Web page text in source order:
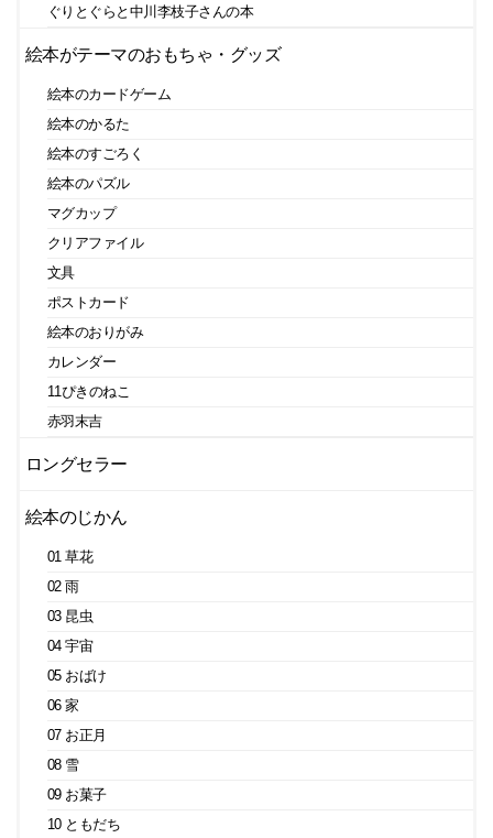
ぐりとぐらと中川李枝子さんの本
絵本がテーマのおもちゃ・グッズ
絵本のカードゲーム
絵本のかるた
絵本のすごろく
絵本のパズル
マグカップ
クリアファイル
文具
ポストカード
絵本のおりがみ
カレンダー
11ぴきのねこ
赤羽末吉
ロングセラー
絵本のじかん
01 草花
02 雨
03 昆虫
04 宇宙
05 おばけ
06 家
07 お正月
08 雪
09 お菓子
10 ともだち